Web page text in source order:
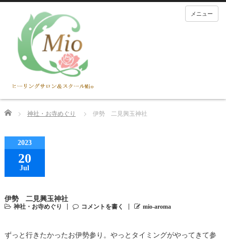
メニュー
Home 神社・お寺めぐり 伊勢 二見興玉神社
2023
20
Jul
伊勢 二見興玉神社
神社・お寺めぐり コメントを書く mio-aroma
ずっと行きたかったお伊勢参り。やっとタイミングがやってきて参